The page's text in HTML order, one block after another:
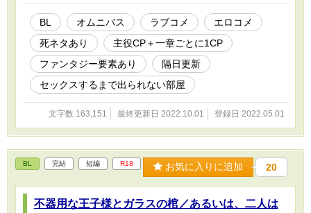
の強さは誰しも同じ。 これは、そんな欲望担当課にて、なんの因
果か男性同士の性行為専門担当に任命されてしまった自称ノンケの
青年天使ユージンと、 彼のパートナーであり、うっかりワンナイ
トの相手であり、そしてまた再び彼とのあわよくばを狙っているら
しい軽薄天使ミゴーとの、 汗と涙とセイシをかけたお仕事日記で
す。 …という感じの、いわゆる「セックスしないと出られない部
屋」の亜種詰め合わせみたいなお話です。章ごとの関連性は（主人
公カップリング以外）ないので、お好きな章からどうぞ。 お話上
性行為を見たり見られたりする表現もありますが、カップリング相
手以外に触れられることはありません。 2022/10/01 完結済み ☆お
品書き 【第一章】病に倒れたおれをいつも隣で励ましてくれた、
み、死ネタあり 【第二章】喪われし魂の救済を求めて、最期まで
心を焦がしてやまなかった彼と。 ・陽キャへたれ×厨二陰キャ、一
て。 ・純真敬語×無口素直、無知×無知、主人公カプあり 【第四
BL オムニバス ラブコメ
エロコメ
死ネタあり
主役CP＋一章ごとに1CP
ファンタジー要素あり
隔日更新
セックスするまで出られない部屋
文字数 163,151 最終更新日 2022.10.01 登録日 2022.05.01
BL 完結 短編 R18 お気に入りに追加 20
不器用な王子様とガラスの棺／あるいは、二人は